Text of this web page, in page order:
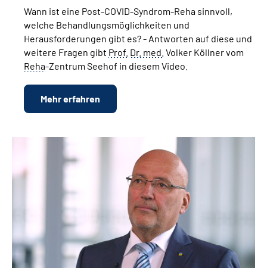
Wann ist eine Post-COVID-Syndrom-Reha sinnvoll,
welche Behandlungsmöglichkeiten und
Herausforderungen gibt es? - Antworten auf diese und
weitere Fragen gibt Prof. Dr. med. Volker Köllner vom
Reha-Zentrum Seehof in diesem Video.
Mehr erfahren